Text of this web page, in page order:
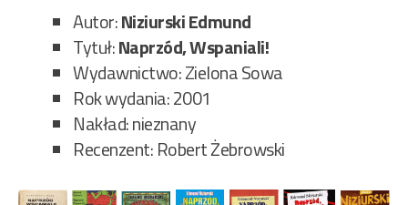
Autor:Niziurski Edmund
Tytuł:Naprzód, Wspaniali!
Wydawnictwo: Zielona Sowa
Rok wydania: 2001
Nakład: nieznany
Recenzent: Robert Żebrowski